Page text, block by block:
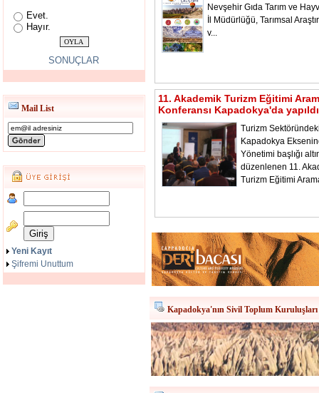
Evet.
Hayır.
SONUÇLAR
Mail List
Yeni Kayıt
Şifremi Unuttum
Nevşehir Gıda Tarım ve
İl Müdürlüğü, Tarımsal
v...
11. Akademik Turizm Eğitimi
Konferansı Kapadokya'da yapıldı
Turizm
Kapadokya
Yönetimi başlığı
düzenlenen 11.
Turizm Eğitimi
Kapadokya'nın Sivil Toplum Kuruluşları